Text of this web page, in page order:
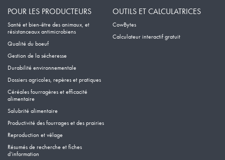
POUR LES PRODUCTEURS
Santé et bien-être des animaux, et
résistanceaux antimicrobiens
Qualité du boeuf
Gestion de la sécheresse
Durabilité environnementale
Dossiers agricoles, repères et pratiques
Céréales fourragères et efficacité
alimentaire
Salubrité alimentaire
Productivité des fourrages et des prairies
Reproduction et vêlage
Résumés de recherche et fiches
d’information
OUTILS ET CALCULATRICES
CowBytes
Calculateur interactif gratuit